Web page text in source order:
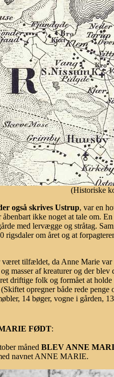
(Historiske
også skrives Ustrup, var en
åbenbart ikke noget at tale om.
med lervægge og stråtag.
rigsdaler om året og at
været tilfældet, da Anne Marie
masser af kreaturer og der
driftige folk og formået at holde
opregner både rede
14 bøger, vogne i gården,
FØDT:
måned BLEV ANNE
navnet ANNE MARIE.